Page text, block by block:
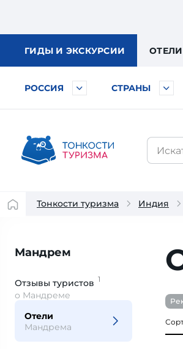
ГИДЫ И ЭКСКУРСИИ ОТЕЛИ
РОССИЯ СТРАНЫ
Тонкости туризма Индия
Мандрем
Отзывы туристов 1
о Мандреме
Отели
Мандрема